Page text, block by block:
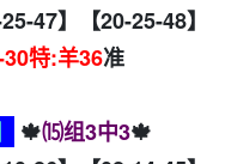
47】【20-25-48】
特:羊36准
🍁⒂组3中3🍁